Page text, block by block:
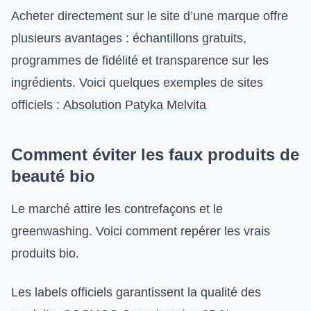
Acheter directement sur le site d’une marque offre
plusieurs avantages : échantillons gratuits,
programmes de fidélité et transparence sur les
ingrédients. Voici quelques exemples de sites
officiels : Absolution Patyka Melvita
Comment éviter les faux produits de
beauté bio
Le marché attire les contrefaçons et le
greenwashing. Voici comment repérer les vrais
produits bio.
Les labels officiels garantissent la qualité des